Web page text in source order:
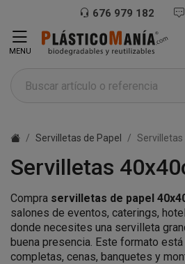
676 979 182
MENU
Servilletas de Papel
Servilletas
Compra servilletas de papel
salones de eventos, caterings,
donde necesites una servilleta
buena presencia. Este formato
completas, cenas, banquetes y
loading